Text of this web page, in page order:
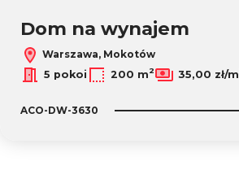
Dom na wynajem
Warszawa, Mokotów
5 pokoi
200 m2 35,00 zł/m
ACO-DW-3630